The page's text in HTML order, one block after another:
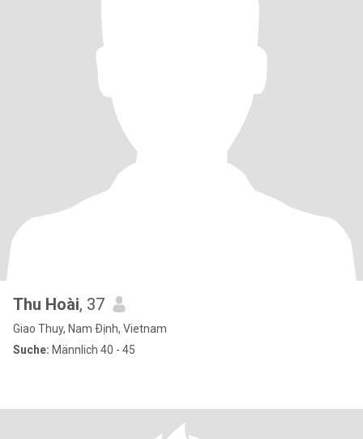
Thu Hoài, 37
Giao Thuy, Nam Ðịnh, Vietnam
Suche: Männlich 40 - 45